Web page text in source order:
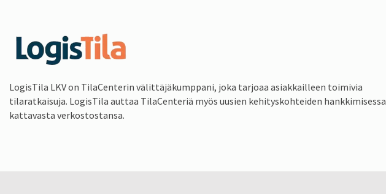
LogisTila LKV on TilaCenterin välittäjäkumppani, joka tarjoaa asiakkailleen toimivia
tilaratkaisuja. LogisTila auttaa TilaCenteriä myös uusien kehityskohteiden hankkimisessa
kattavasta verkostostansa.